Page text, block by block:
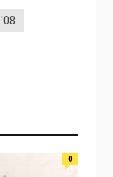
0